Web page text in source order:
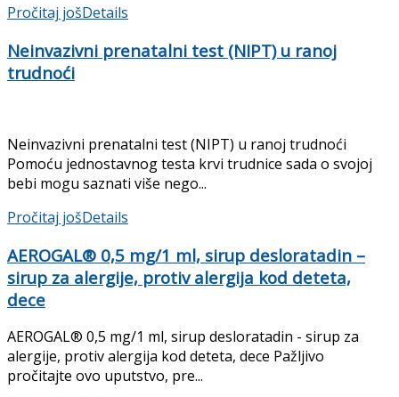
Pročitaj jošDetails
Neinvazivni prenatalni test (NIPT) u ranoj
trudnoći
Neinvazivni prenatalni test (NIPT) u ranoj trudnoći
Pomoću jednostavnog testa krvi trudnice sada o svojoj
bebi mogu saznati više nego...
Pročitaj jošDetails
AEROGAL® 0,5 mg/1 ml, sirup desloratadin –
sirup za alergije, protiv alergija kod deteta,
dece
AEROGAL® 0,5 mg/1 ml, sirup desloratadin - sirup za
alergije, protiv alergija kod deteta, dece Pažljivo
pročitajte ovo uputstvo, pre...